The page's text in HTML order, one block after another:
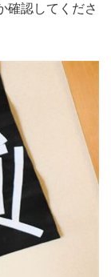
確認してくださ